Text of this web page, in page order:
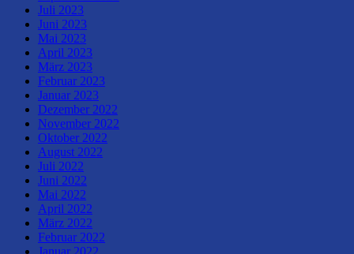
Juli 2023
Juni 2023
Mai 2023
April 2023
März 2023
Februar 2023
Januar 2023
Dezember 2022
November 2022
Oktober 2022
August 2022
Juli 2022
Juni 2022
Mai 2022
April 2022
März 2022
Februar 2022